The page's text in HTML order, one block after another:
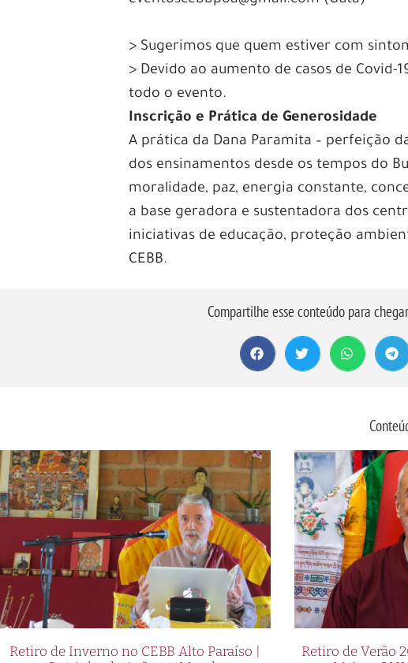
> Sugerimos que quem estiver com
> Devido ao aumento de casos de
todo o evento.
Inscrição e Prática de Generosidade
A prática da Dana Paramita – perfeição
dos ensinamentos desde os tempos do
moralidade, paz, energia constante,
a base geradora e sustentadora dos
iniciativas de educação, proteção
CEBB.
Compartilhe esse conteúdo para
Retiro de Inverno no CEBB Alto Paraíso |
Retiro de Verão